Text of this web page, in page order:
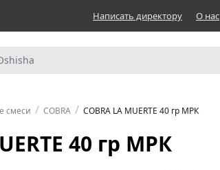
Написать директору О нас
смеси / COBRA / COBRA LA MUERTE 40 гр МРК
40 гр МРК